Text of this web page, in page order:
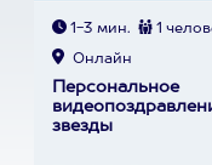
1-3 мин. 1
Онлайн
Персональное
звезды